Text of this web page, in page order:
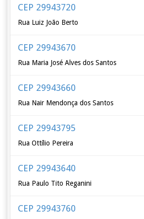
CEP 29943720
Rua Luiz João Berto
CEP 29943670
Rua Maria José Alves dos Santos
CEP 29943660
Rua Nair Mendonça dos Santos
CEP 29943795
Rua Ottílio Pereira
CEP 29943640
Rua Paulo Tito Reganini
CEP 29943760